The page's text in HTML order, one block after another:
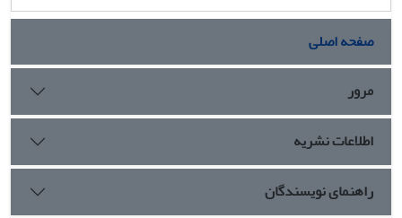
صفحه اصلی
مرور
اطلاعات نشریه
راهنمای نویسندگان